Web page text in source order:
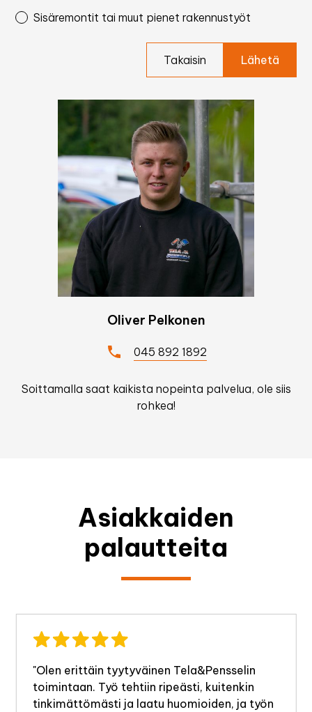
Sisäremontit tai muut pienet rakennustyöt
Takaisin
Oliver Pelkonen
045 892 1892
Soittamalla saat kaikista nopeinta palvelua, ole siis
rohkea!
Asiakkaiden
palautteita
"Olen erittäin tyytyväinen Tela&Pensselin
toimintaan. Työ tehtiin ripeästi, kuitenkin
tinkimättömästi ja laatu huomioiden, ja työn